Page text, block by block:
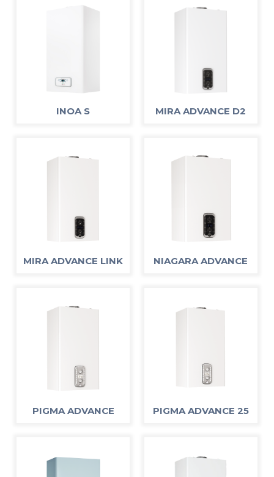
INOA S MIRA ADVANCE D2
MIRA ADVANCE LINK NIAGARA ADVANCE
PIGMA ADVANCE PIGMA ADVANCE 25